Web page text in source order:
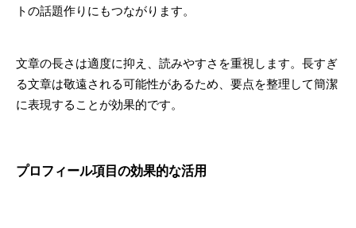
トの話題作りにもつながります。
文章の長さは適度に抑え、読みやすさを重視します。長すぎ
る文章は敬遠される可能性があるため、要点を整理して簡潔
に表現することが効果的です。
プロフィール項目の効果的な活用